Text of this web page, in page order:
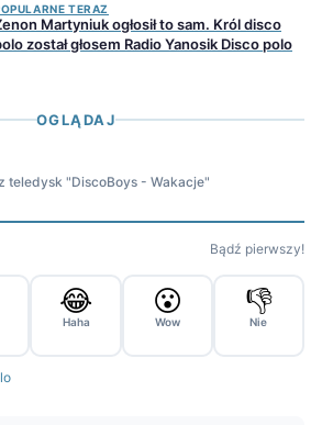
TERAZ
Martyniuk ogłosił to sam. Król disco
został głosem Radio Yanosik Disco polo
OGLĄDAJ
teledysk "DiscoBoys - Wakacje"
Bądź pierwszy!
😂
Haha
😮
Wow
👎
Nie